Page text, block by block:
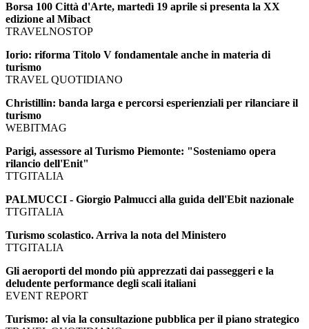
Borsa 100 Città d'Arte, martedì 19 aprile si presenta la XX
edizione al Mibact
TRAVELNOSTOP
Iorio: riforma Titolo V fondamentale anche in materia di
turismo
TRAVEL QUOTIDIANO
Christillin: banda larga e percorsi esperienziali per rilanciare il
turismo
WEBITMAG
Parigi, assessore al Turismo Piemonte: "Sosteniamo opera
rilancio dell'Enit"
TTGITALIA
PALMUCCI - Giorgio Palmucci alla guida dell'Ebit nazionale
TTGITALIA
Turismo scolastico. Arriva la nota del Ministero
TTGITALIA
Gli aeroporti del mondo più apprezzati dai passeggeri e la
deludente performance degli scali italiani
EVENT REPORT
Turismo: al via la consultazione pubblica per il piano strategico